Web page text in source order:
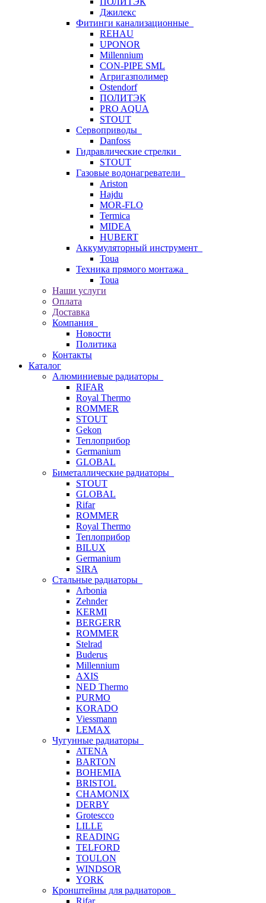
Джилекс
Фитинги канализационные
REHAU
UPONOR
Millennium
CON-PIPE SML
Агригазполимер
Ostendorf
ПОЛИТЭК
PRO AQUA
STOUT
Сервоприводы
Danfoss
Гидравлические стрелки
STOUT
Газовые водонагреватели
Ariston
Hajdu
MOR-FLO
Termica
MIDEA
HUBERT
Аккумуляторный инструмент
Toua
Техника прямого монтажа
Toua
Наши услуги
Оплата
Доставка
Компания
Новости
Политика
Контакты
Каталог
Алюминиевые радиаторы
RIFAR
Royal Thermo
ROMMER
STOUT
Gekon
Теплоприбор
Germanium
GLOBAL
Биметаллические радиаторы
STOUT
GLOBAL
Rifar
ROMMER
Royal Thermo
Теплоприбор
BILUX
Germanium
SIRA
Стальные радиаторы
Arbonia
Zehnder
KERMI
BERGERR
ROMMER
Stelrad
Buderus
Millennium
AXIS
NED Thermo
PURMO
KORADO
Viessmann
LEMAX
Чугунные радиаторы
ATENA
BARTON
BOHEMIA
BRISTOL
CHAMONIX
DERBY
Grotescco
LILLE
READING
TELFORD
TOULON
WINDSOR
YORK
Кронштейны для радиаторов
Rifar